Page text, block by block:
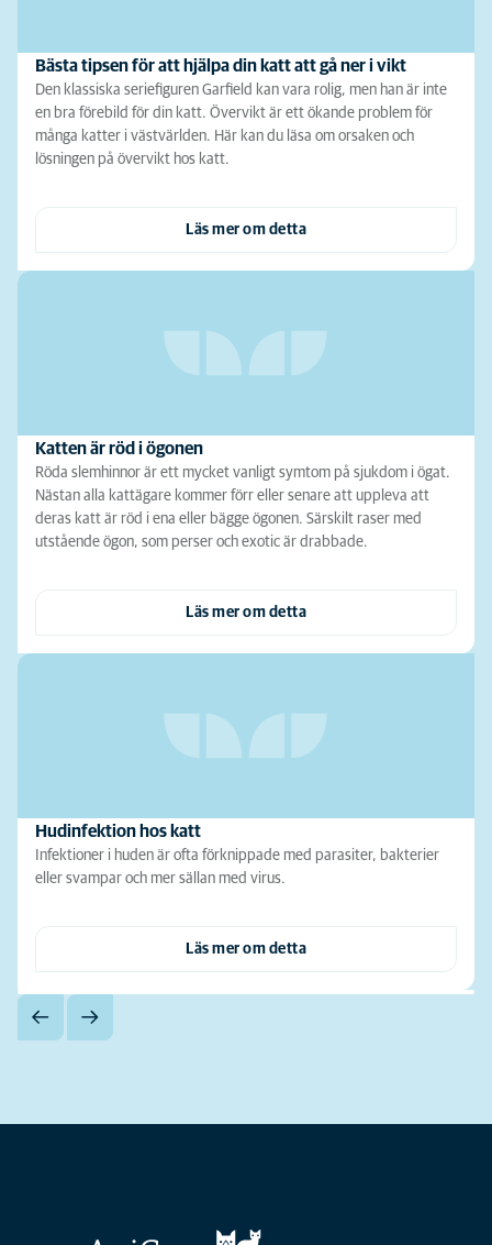
Bästa tipsen för att hjälpa din katt att gå ner i vikt
Den klassiska seriefiguren Garfield kan vara rolig, men han är inte
en bra förebild för din katt. Övervikt är ett ökande problem för
många katter i västvärlden. Här kan du läsa om orsaken och
lösningen på övervikt hos katt.
Läs mer om detta
Katten är röd i ögonen
Röda slemhinnor är ett mycket vanligt symtom på sjukdom i ögat.
Nästan alla kattägare kommer förr eller senare att uppleva att
deras katt är röd i ena eller bägge ögonen. Särskilt raser med
utstående ögon, som perser och exotic är drabbade.
Läs mer om detta
Hudinfektion hos katt
Infektioner i huden är ofta förknippade med parasiter, bakterier
eller svampar och mer sällan med virus.
Läs mer om detta